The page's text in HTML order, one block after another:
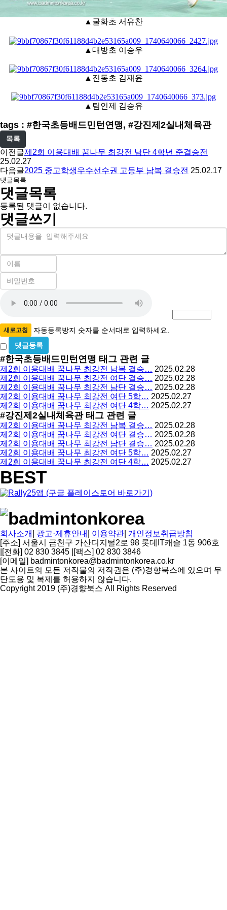
▲굴화초 서유찬
▲대방초 이승우
▲진동초 김재윤
▲팀인제 김승유
tags : #한국초등배드민턴연맹, #강진제2실내체육관
목록
이전글제2회 이용대배 꿈나무 최강전 남단 4학년 준결승전
25.02.27
다음글2025 중고학생우수선수권 고등부 남복 결승전 25.02.17
댓글목록
댓글목록
등록된 댓글이 없습니다.
댓글쓰기
내
이
필
수
비
밀
수
록
방
지
새로고침 자동등록방지 숫자를 순서대로 입력하세요.
비
밀
글
사
용
#한국초등배드민턴연맹 태그 관련 글
제2회 이용대배 꿈나무 최강전 남복 결승… 2025.02.28
제2회 이용대배 꿈나무 최강전 여단 결승… 2025.02.28
제2회 이용대배 꿈나무 최강전 남단 결승… 2025.02.28
제2회 이용대배 꿈나무 최강전 여단 5학… 2025.02.27
제2회 이용대배 꿈나무 최강전 여단 4학… 2025.02.27
#강진제2실내체육관태그 관련 글
제2회 이용대배 꿈나무 최강전 남복 결승… 2025.02.28
제2회 이용대배 꿈나무 최강전 여단 결승… 2025.02.28
제2회 이용대배 꿈나무 최강전 남단 결승… 2025.02.28
제2회 이용대배 꿈나무 최강전 여단 5학… 2025.02.27
제2회 이용대배 꿈나무 최강전 여단 4학… 2025.02.27
BEST
회사소개 광고·제휴안내 이용약관 개인정보취급방침
[주소] 서울시 금천구 가산디지털2로 98 롯데IT캐슬 1동 906호
[전화] 02 830 3845 [팩스] 02 830 3846
[이메일] badmintonkorea@badmintonkorea.co.kr
본 사이트의 모든 저작물의 저작권은 (주)경향북스에 있으며 무
단도용 및 복제를 허용하지 않습니다.
Copyright 2019 (주)경향북스 All Rights Reserved